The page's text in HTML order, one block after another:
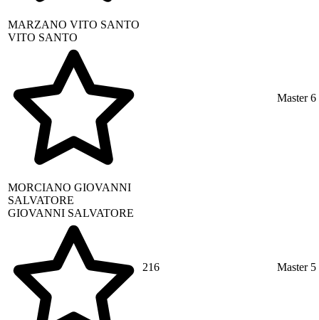
MARZANO VITO SANTO
VITO SANTO
Master 6
MORCIANO GIOVANNI
SALVATORE
GIOVANNI SALVATORE
216 Master 5